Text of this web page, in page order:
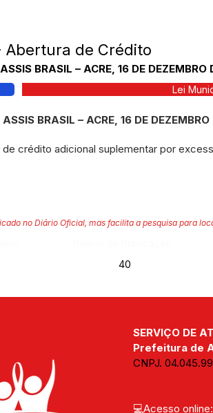
Abertura de Crédito
BRASIL – ACRE, 16 DE DEZEMBRO
Lei
BRASIL – ACRE, 16 DE DEZEMBRO
de crédito adicional suplementar por
no Diário Oficial, mas facilita a pesquisa para
40
SERVIÇO DE
Prefeitura de
CNPJ.
💻Acesso online: